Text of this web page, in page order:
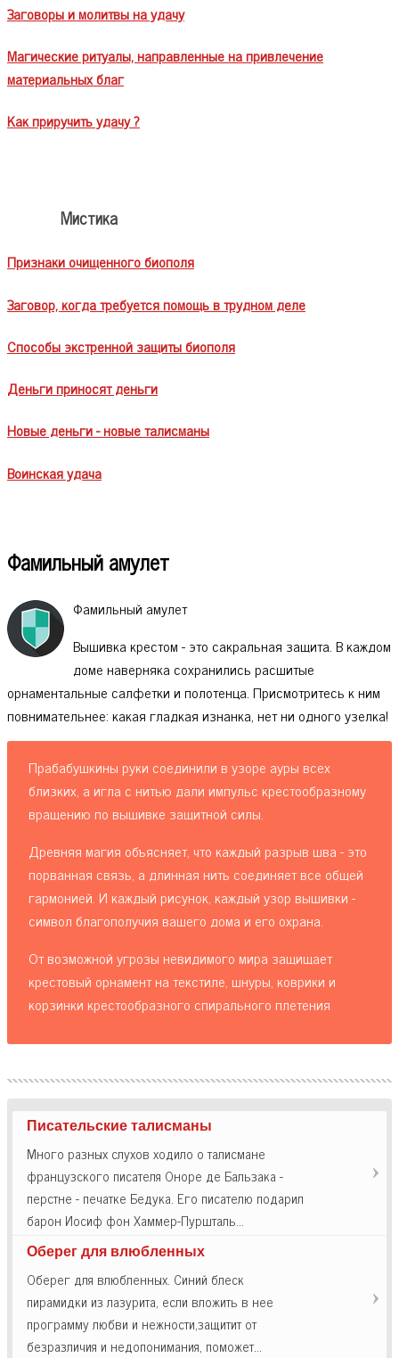
Заговоры и молитвы на удачу
Магические ритуалы, направленные на привлечение
материальных благ
Как приручить удачу ?
Мистика
Признаки очищенного биополя
Заговор, когда требуется помощь в трудном деле
Способы экстренной защиты биополя
Деньги приносят деньги
Новые деньги - новые талисманы
Воинская удача
Фамильный амулет
Фамильный амулет
Вышивка крестом - это сакральная защита. В каждом
доме наверняка сохранились расшитые
орнаментальные салфетки и полотенца. Присмотритесь к ним
повнимательнее: какая гладкая изнанка, нет ни одного узелка!
Прабабушкины руки соединили в узоре ауры всех
близких, а игла с нитью дали импульс крестообразному
вращению по вышивке защитной силы.
Древняя магия объясняет, что каждый разрыв шва - это
порванная связь, а длинная нить соединяет все общей
гармонией. И каждый рисунок, каждый узор вышивки -
символ благополучия вашего дома и его охрана.
От возможной угрозы невидимого мира защищает
крестовый орнамент на текстиле, шнуры, коврики и
корзинки крестообразного спирального плетения
Писательские талисманы
Много разных слухов ходило о талисмане
французского писателя Оноре де Бальзака -
перстне - печатке Бедука. Его писателю подарил
барон Иосиф фон Хаммер-Пуршталь…
Оберег для влюбленных
Оберег для влюбленных. Синий блеск
пирамидки из лазурита, если вложить в нее
программу любви и нежности,защитит от
безразличия и недопонимания, поможет…